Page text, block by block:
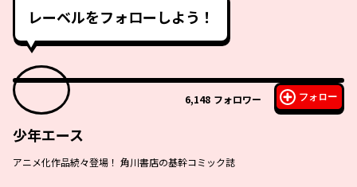
レーベルをフォローしよう！
6,148 フォロワー フォロー
少年エース
アニメ化作品続々登場！ 角川書店の基幹コミック誌